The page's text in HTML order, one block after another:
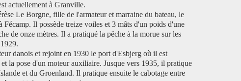
actuellement à Granville.
Le Borgne, fille de l'armateur et marraine du bateau, le
Il possède treize voiles et 3 mâts d'un poids d'une
de onze mètres. Il a pratiqué la pêche à la morue sur les
danois et rejoint en 1930 le port d'Esbjerg où il est
la pose d'un moteur auxiliaire. Jusque vers 1935, il pratique
et du Groenland. Il pratique ensuite le cabotage entre